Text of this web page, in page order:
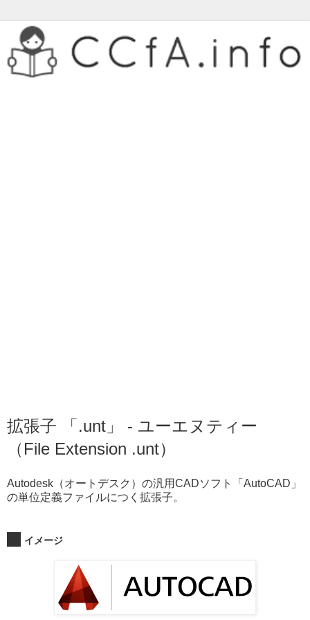
拡張子 「.unt」 - ユーエヌティー
（File Extension .unt）
Autodesk（オートデスク）の汎用CADソフト「AutoCAD」
の単位定義ファイルにつく拡張子。
イメージ